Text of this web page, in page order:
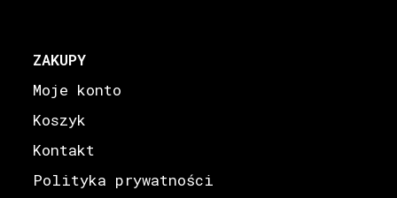
ZAKUPY
Moje konto
Koszyk
Kontakt
Polityka prywatności